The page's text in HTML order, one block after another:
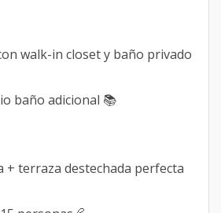
walk-in closet y baño privado
baño adicional 📚
+ terraza destechada perfecta